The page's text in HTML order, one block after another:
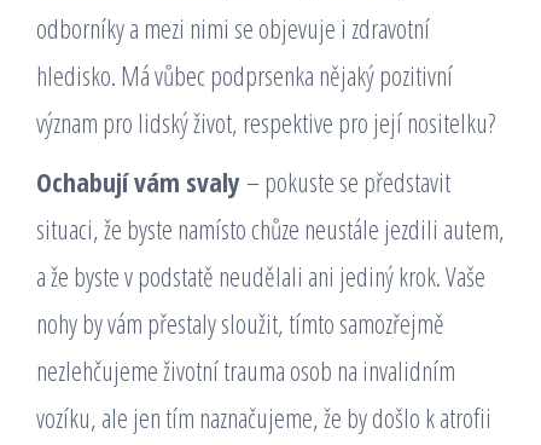
odborníky a mezi nimi se objevuje i zdravotní
hledisko. Má vůbec podprsenka nějaký pozitivní
význam pro lidský život, respektive pro její nositelku?
Ochabují vám svaly – pokuste se představit
situaci, že byste namísto chůze neustále jezdili autem,
a že byste v podstatě neudělali ani jediný krok. Vaše
nohy by vám přestaly sloužit, tímto samozřejmě
nezlehčujeme životní trauma osob na invalidním
vozíku, ale jen tím naznačujeme, že by došlo k atrofii